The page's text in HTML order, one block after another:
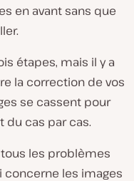
en avant sans que
étapes, mais il y a
la correction de vos
se cassent pour
du cas par cas.
les problèmes
concerne les images